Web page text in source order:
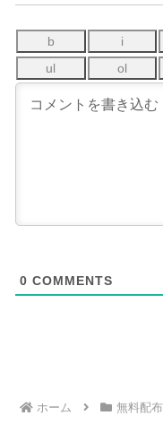
0 COMMENTS
ホーム 無料配布